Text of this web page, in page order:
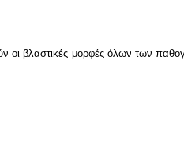
οι βλαστικές μορφές όλων των